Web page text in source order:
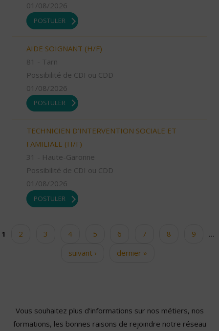
01/08/2026
POSTULER
AIDE SOIGNANT (H/F)
81 - Tarn
Possibilité de CDI ou CDD
01/08/2026
POSTULER
TECHNICIEN D’INTERVENTION SOCIALE ET
FAMILIALE (H/F)
31 - Haute-Garonne
Possibilité de CDI ou CDD
01/08/2026
POSTULER
Pages
1 2 3 4 5 6 7 8 9
…
suivant ›
dernier »
Vous souhaitez plus d'informations sur nos métiers, nos
formations, les bonnes raisons de rejoindre notre réseau